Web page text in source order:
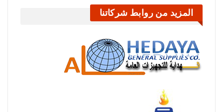
المزيد من روابط شركاتنا